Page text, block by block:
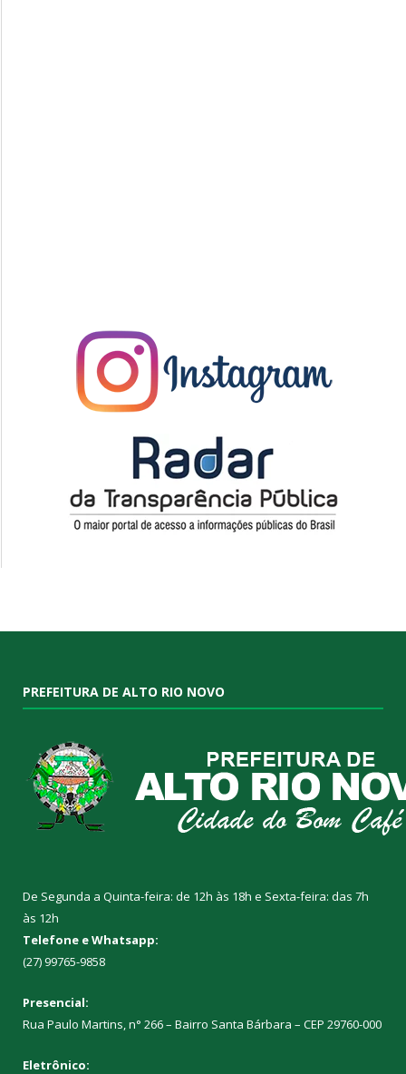
PREFEITURA DE ALTO RIO NOVO
De Segunda a Quinta-feira: de 12h às 18h e Sexta-feira: das 7h
às 12h
Telefone e Whatsapp:
(27) 99765-9858
Presencial:
Rua Paulo Martins, n° 266 – Bairro Santa Bárbara – CEP 29760-000
Eletrônico: